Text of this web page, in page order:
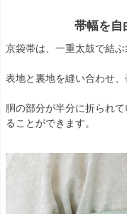
帯幅を自
京袋帯は、一重太鼓で結ぶ
表地と裏地を縫い合わせ、
胴の部分が半分に折られ
ることができます。